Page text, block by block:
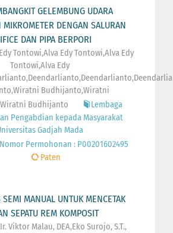
GELEMBUNG UDARA
MIKROMETER DENGAN SALURAN
DAN PIPA BERPORI
Tontowi,Alva Edy Tontowi,Alva Edy
Tontowi,Alva Edy
Budhijanto,Wiratni
Budhijanto
Lembaga
Pengabdian kepada Masyarakat
Gadjah Mada
Permohonan : P00201602495
Paten
MANUAL UNTUK MENCETAK
SEPATU REM KOMPOSIT
Viktor Malau, DEA,Eko Surojo, S.T.,